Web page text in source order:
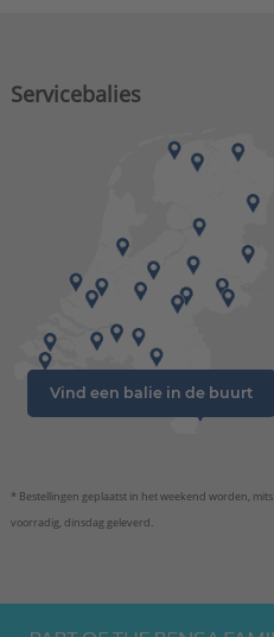
Servicebalies
Vind een balie in de buurt
* Bestellingen geplaatst in het weekend worden, mits
voorradig, dinsdag geleverd.